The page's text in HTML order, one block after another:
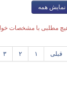
نمایش همه
مطلبی با مشخصات
قبلی ۱ ۲ ۳